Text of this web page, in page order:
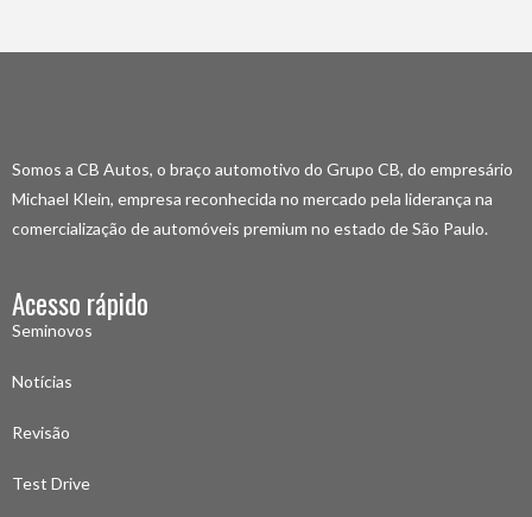
Somos a CB Autos, o braço automotivo do Grupo CB, do empresário
Michael Klein, empresa reconhecida no mercado pela liderança na
comercialização de automóveis premium no estado de São Paulo.
Acesso rápido
Seminovos
Notícias
Revisão
Test Drive